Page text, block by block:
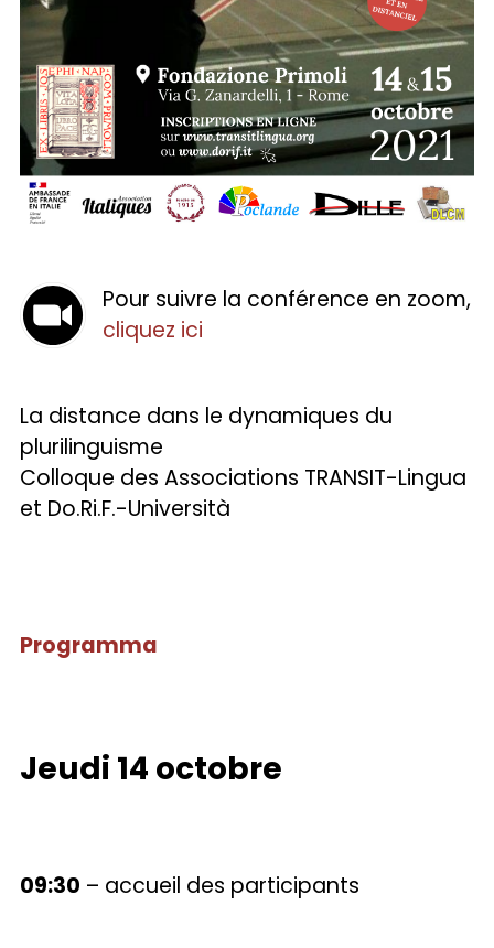
Pour suivre la conférence en zoom,
cliquez ici
La distance dans le dynamiques du
plurilinguisme
Colloque des Associations TRANSIT-Lingua
et Do.Ri.F.-Università
Programma
Jeudi 14 octobre
09:30 – accueil des participants